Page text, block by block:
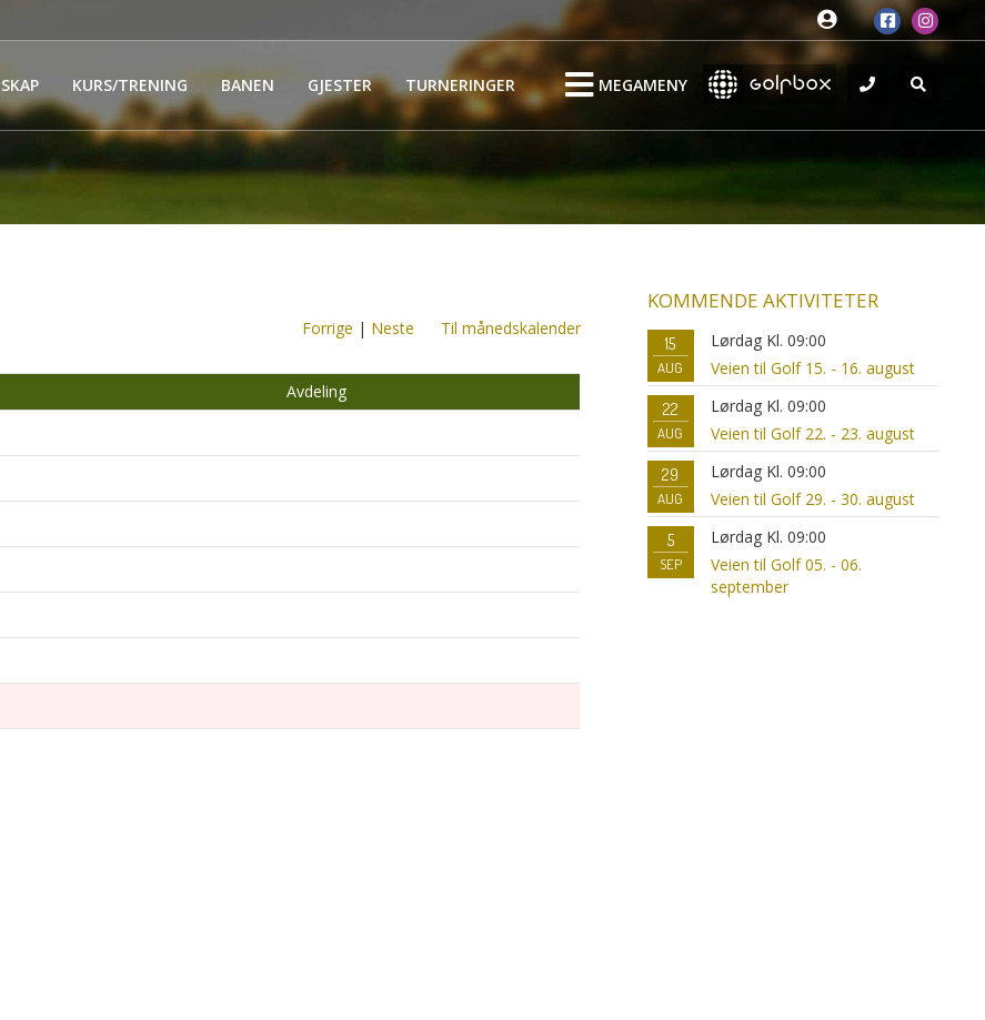
KURS/TRENING BANEN GJESTER TURNERINGER MEGAMENY
Forrige | Neste Til månedskalender
Avdeling
KOMMENDE AKTIVITETER
15
AUG
Lørdag Kl. 09:00
Veien til Golf 15. - 16. august
22
AUG
Lørdag Kl. 09:00
Veien til Golf 22. - 23. august
29
AUG
Lørdag Kl. 09:00
Veien til Golf 29. - 30. august
5
SEP
Lørdag Kl. 09:00
Veien til Golf 05. - 06.
september